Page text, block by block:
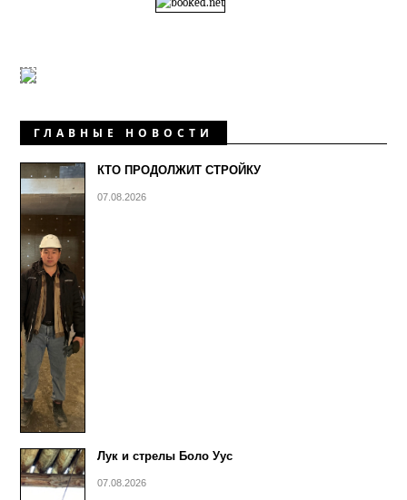
ГЛАВНЫЕ НОВОСТИ
КТО ПРОДОЛЖИТ СТРОЙКУ
07.08.2026
Лук и стрелы Боло Уус
07.08.2026